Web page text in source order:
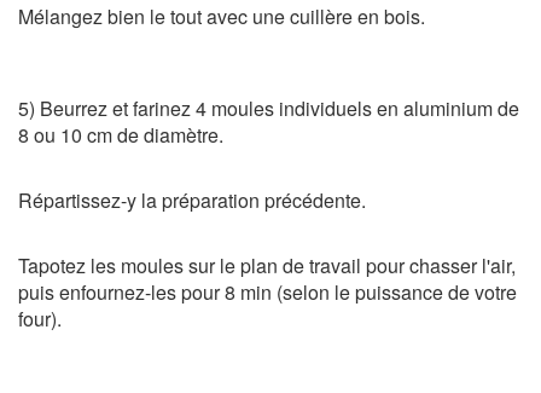
Mélangez bien le tout avec une cuillère en bois.
5) Beurrez et farinez 4 moules individuels en aluminium de
8 ou 10 cm de diamètre.
Répartissez-y la préparation précédente.
Tapotez les moules sur le plan de travail pour chasser l'air,
puis enfournez-les pour 8 min (selon le puissance de votre
four).